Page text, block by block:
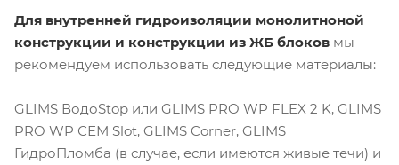
Для внутренней гидроизоляции монолитноной
конструкции и конструкции из ЖБ блоков мы
рекомендуем использовать следующие материалы:
GLIMS ВодоStop или GLIMS PRO WP FLEX 2 K, GLIMS
PRO WP СЕМ Slot, GLIMS Corner, GLIMS
ГидроПломба (в случае, если имеются живые течи) и